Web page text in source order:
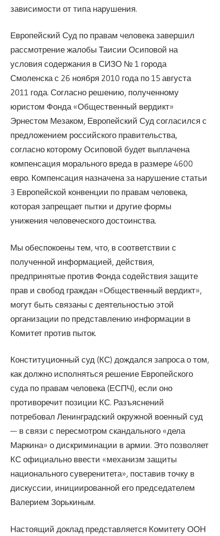
зависимости от типа нарушения.
Европейский Суд по правам человека завершил
рассмотрение жалобы Таисии Осиповой на
условия содержания в СИЗО № 1 города
Смоленска с 26 ноября 2010 года по 15 августа
2011 года. Согласно решению, полученному
юристом Фонда «Общественный вердикт»
Эрнестом Мезаком, Европейский Суд согласился с
предложением российского правительства,
согласно которому Осиповой будет выплачена
компенсация морального вреда в размере 4600
евро. Компенсация назначена за нарушение статьи
3 Европейской конвенции по правам человека,
которая запрещает пытки и другие формы
унижения человеческого достоинства.
Мы обеспокоены тем, что, в соответствии с
полученной информацией, действия,
предпринятые против Фонда содействия защите
прав и свобод граждан «Общественный вердикт»,
могут быть связаны с деятельностью этой
организации по представлению информации в
Комитет против пыток.
Конституционный суд (КС) дождался запроса о том,
как должно исполняться решение Европейского
суда по правам человека (ЕСПЧ), если оно
противоречит позиции КС. Разъяснений
потребовал Ленинградский окружной военный суд
— в связи с пересмотром скандального «дела
Маркина» о дискриминации в армии. Это позволяет
КС официально ввести «механизм защиты
национального суверенитета», поставив точку в
дискуссии, инициированной его председателем
Валерием Зорькиным.
Настоящий доклад представляется Комитету ООН